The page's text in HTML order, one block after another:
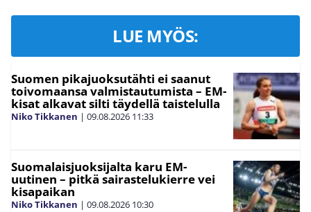
LUE MYÖS:
Suomen pikajuoksutähti ei saanut
toivomaansa valmistautumista – EM-
kisat alkavat silti täydellä taistelulla
Niko Tikkanen | 09.08.2026 11:33
Suomalaisjuoksijalta karu EM-
uutinen – pitkä sairastelukierre vei
kisapaikan
Niko Tikkanen | 09.08.2026 10:30